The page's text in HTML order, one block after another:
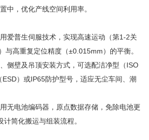
中，优化产线空间利用率。
爱普生伺服技术，实现高速运动（第1-2关
与高重复定位精度（±0.015mm）的平衡。
侧壁及吊顶安装方式，可选配洁净型（ISO
）或IP65防护型号，适应无尘车间、潮
无电池编码器，原点数据存储，免除电池更
简化搬运与组装流程。